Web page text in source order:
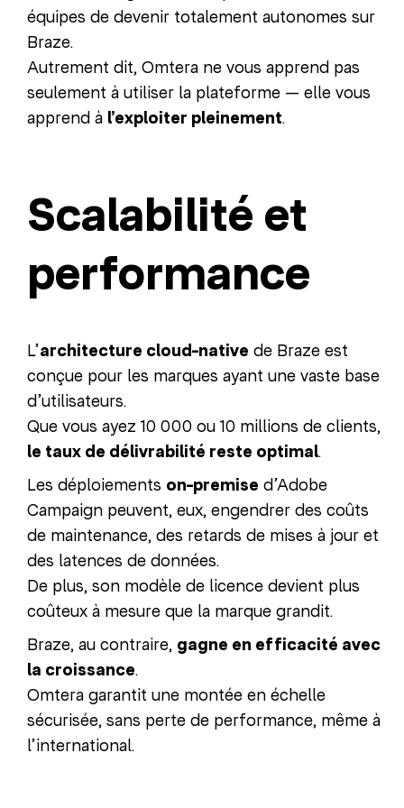
équipes de devenir totalement autonomes sur
Braze.
Autrement dit, Omtera ne vous apprend pas
seulement à utiliser la plateforme — elle vous
apprend à l’exploiter pleinement.
Scalabilité et
performance
L’architecture cloud-native de Braze est
conçue pour les marques ayant une vaste base
d’utilisateurs.
Que vous ayez 10 000 ou 10 millions de clients,
le taux de délivrabilité reste optimal.
Les déploiements on-premise d’Adobe
Campaign peuvent, eux, engendrer des coûts
de maintenance, des retards de mises à jour et
des latences de données.
De plus, son modèle de licence devient plus
coûteux à mesure que la marque grandit.
Braze, au contraire, gagne en efficacité avec
la croissance.
Omtera garantit une montée en échelle
sécurisée, sans perte de performance, même à
l’international.